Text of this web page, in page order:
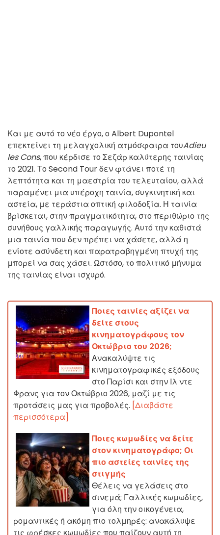
Και με αυτό το νέο έργο, ο Albert Dupontel
επεκτείνει τη μελαγχολική ατμόσφαιρα τουAdieu
les Cons, που κέρδισε το Σεζάρ καλύτερης ταινίας
το 2021. Το Second Tour δεν φτάνει ποτέ τη
λεπτότητα και τη μαεστρία του τελευταίου, αλλά
παραμένει μια υπέροχη ταινία, συγκινητική και
αστεία, με τεράστια οπτική φιλοδοξία. Η ταινία
βρίσκεται, στην πραγματικότητα, στο περιθώριο της
συνήθους γαλλικής παραγωγής. Αυτό την καθιστά
μια ταινία που δεν πρέπει να χάσετε, αλλά η
ενίοτε ασύνδετη και παρατραβηγμένη πτυχή της
μπορεί να σας χάσει. Ωστόσο, το πολιτικό μήνυμα
της ταινίας είναι ισχυρό.
Ποιες ταινίες αξίζει να
δείτε στους
κινηματογράφους τον
Οκτώβριο του 2026;
Ανακαλύψτε τις
κινηματογραφικές εξόδους
στο Παρίσι και στην Ιλ ντε
Φρανς για τον Οκτώβριο 2026, μαζί με τις
προτάσεις μας για προβολές. [Διαβάστε
περισσότερα]
Ποιες κωμωδίες να δείτε
στον κινηματογράφο; Οι
πιο αστείες ταινίες της
στιγμής
Θέλεις να γελάσεις στο
σινεμά; Γαλλικές κωμωδίες,
για όλη την οικογένεια,
ρομαντικές ή ακόμη πιο τολμηρές: ανακάλυψε
τις φρέσκες κωμωδίες που παίζουν αυτή τη